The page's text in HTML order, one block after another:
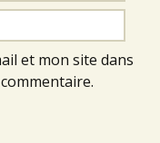
et mon site dans